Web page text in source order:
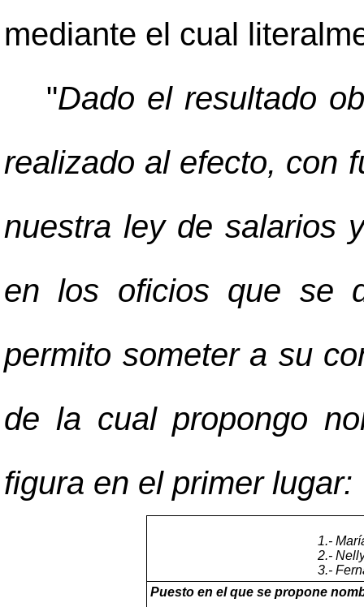
mediante el cual
"Dado el resultado
realizado al efecto, con
nuestra ley de salarios
en los oficios que se
permito someter a su
de la cual propongo
figura en el primer lugar:
1.-
2.-
3.-
Puesto en el que se propone